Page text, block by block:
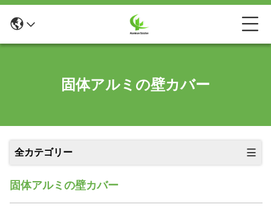
固体アルミの壁カバー
全カテゴリー
固体アルミの壁カバー